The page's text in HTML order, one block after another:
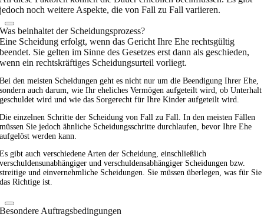
jedoch noch weitere Aspekte, die von Fall zu Fall variieren.
Was beinhaltet der Scheidungsprozess?
Eine Scheidung erfolgt, wenn das Gericht Ihre Ehe rechtsgültig
beendet. Sie gelten im Sinne des Gesetzes erst dann als geschieden,
wenn ein rechtskräftiges Scheidungsurteil vorliegt.
Bei den meisten Scheidungen geht es nicht nur um die Beendigung Ihrer Ehe,
sondern auch darum, wie Ihr eheliches Vermögen aufgeteilt wird, ob Unterhalt
geschuldet wird und wie das Sorgerecht für Ihre Kinder aufgeteilt wird.
Die einzelnen Schritte der Scheidung von Fall zu Fall. In den meisten Fällen
müssen Sie jedoch ähnliche Scheidungsschritte durchlaufen, bevor Ihre Ehe
aufgelöst werden kann.
Es gibt auch verschiedene Arten der Scheidung, einschließlich
verschuldensunabhängiger und verschuldensabhängiger Scheidungen bzw.
streitige und einvernehmliche Scheidungen. Sie müssen überlegen, was für Sie
das Richtige ist.
Besondere Auftragsbedingungen